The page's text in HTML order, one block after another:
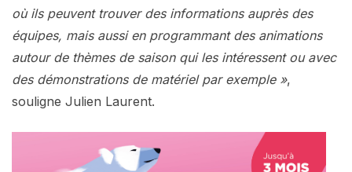
où ils peuvent trouver des informations auprès des
équipes, mais aussi en programmant des animations
autour de thèmes de saison qui les intéressent ou avec
des démonstrations de matériel par exemple »,
souligne Julien Laurent.